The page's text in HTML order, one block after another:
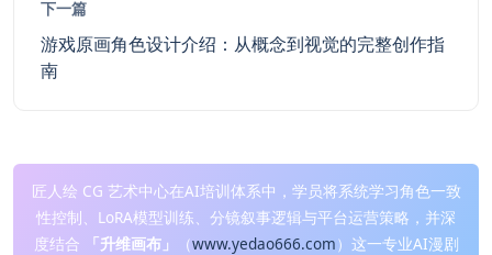
下一篇
游戏原画角色设计介绍：从概念到视觉的完整创作指
南
匠人绘 CG 艺术中心在AI培训体系中，学员将系统学习角色一致
性控制、LoRA模型训练、分镜叙事逻辑与平台运营策略，并深
度结合
「升维画布」 （www.yedao666.com）这一专业AI漫剧